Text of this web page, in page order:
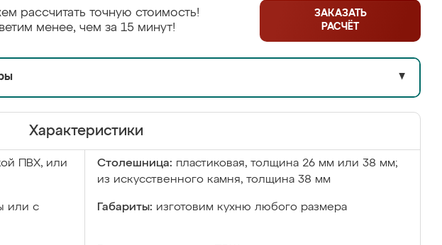
рассчитать точную стоимость!
менее, чем за 15 минут!
ЗАКАЗАТЬ
РАСЧЁТ
▼
Характеристики
ПВХ, или
Столешница: пластиковая, толщина 26 мм или 38 мм;
из искусственного камня, толщина 38 мм
или с
Габариты: изготовим кухню любого размера